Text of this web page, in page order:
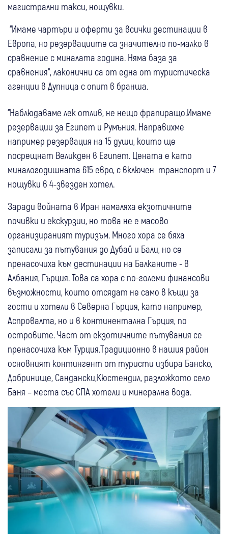
магистрални такси, нощувки.
“Имаме чартъри и оферти за всички дестинации в
Европа, но резервациите са значително по-малко в
сравнение с миналата година. Няма база за
сравнения“, лаконични са от една от туристическа
агенции в Дупница с опит в бранша.
“Наблюдаваме лек отлив, не нещо фрапиращо.Имаме
резервации за Египет и Румъния. Направихме
например резервация на 15 души, които ще
посрещнат Великден в Египет. Цената е като
миналогодишната 615 евро, с включен транспорт и 7
нощувки в 4-звезден хотел.
Заради войната в Иран намаляха екзотичните
почивки и екскурзии, но това не е масово
организираният туризъм. Много хора се бяха
записали за пътувания до Дубай и Бали, но се
пренасочиха към дестинации на Балканите - в
Албания, Гърция. Това са хора с по-големи финансови
възможности, които отсядат не само в къщи за
гости и хотели в Северна Гърция, като например,
Аспровалта, но и в континентална Гърция, по
островите. Част от екзотичните пътувания се
пренасочиха към Турция.Традиционно в нашия район
основният контингент от туристи избира Банско,
Добринище, Сандански,Кюстендил, разложкото село
Баня – места със СПА хотели и минерална вода.